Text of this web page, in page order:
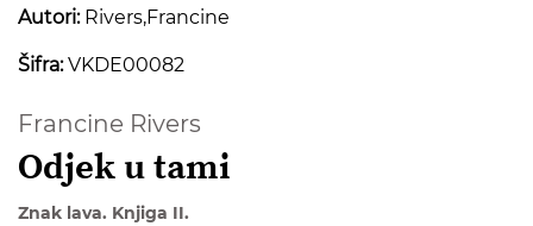
Autori:Rivers,Francine
Šifra:VKDE00082
Francine Rivers
Odjek u tami
Znak lava. Knjiga II.